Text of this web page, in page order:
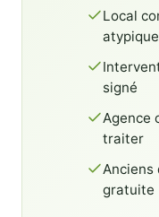
Local
atypique
signé
Agence
traiter
gratuite